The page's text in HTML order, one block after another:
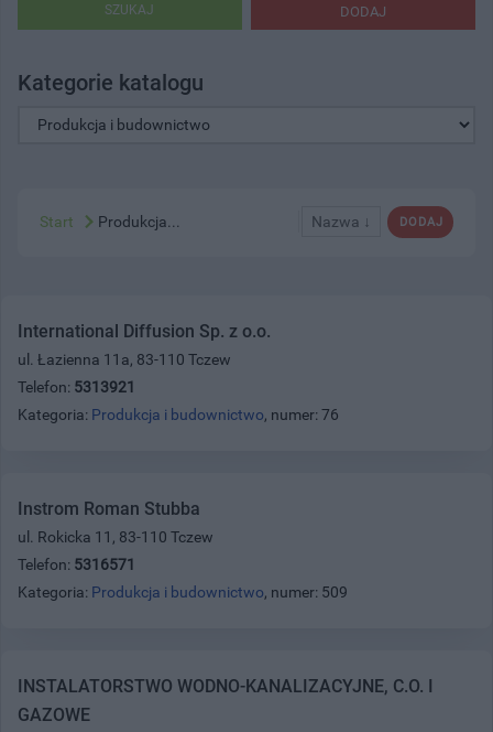
DODAJ
SZUKAJ
Kategorie katalogu
DODAJ
Nazwa ↓
Start Produkcja...
International Diffusion Sp. z o.o.
ul. Łazienna 11a, 83-110 Tczew
Telefon: 5313921
Kategoria: Produkcja i budownictwo, numer: 76
Instrom Roman Stubba
ul. Rokicka 11, 83-110 Tczew
Telefon: 5316571
Kategoria: Produkcja i budownictwo, numer: 509
INSTALATORSTWO WODNO-KANALIZACYJNE, C.O. I
GAZOWE